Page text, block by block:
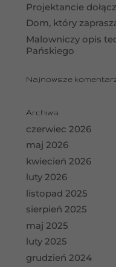
Projektancie
Dom, który
Malowniczy opis
Pańskiego
Najnowsze
Archiwa
czerwiec 2026
maj 2026
kwiecień 2026
luty 2026
listopad 2025
sierpień 2025
maj 2025
luty 2025
grudzień 2024